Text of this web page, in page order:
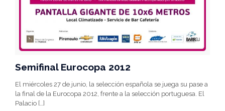
Semifinal Eurocopa 2012
El miércoles 27 de junio, la selección española se juega su pase a
la final de la Eurocopa 2012, frente a la selección portuguesa. El
Palacio […]